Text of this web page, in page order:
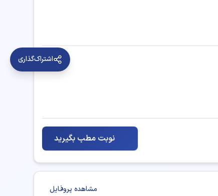
نوبت مطب بگیرید
مشاهده پروفایل
اشتراک‌گذاری